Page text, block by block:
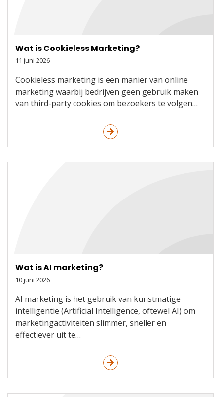
Wat is Cookieless Marketing?
11 juni 2026
Cookieless marketing is een manier van online
marketing waarbij bedrijven geen gebruik maken
van third-party cookies om bezoekers te volgen…
Wat is AI marketing?
10 juni 2026
AI marketing is het gebruik van kunstmatige
intelligentie (Artificial Intelligence, oftewel AI) om
marketingactiviteiten slimmer, sneller en
effectiever uit te…